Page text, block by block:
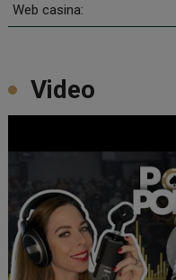
Web casina:
Video